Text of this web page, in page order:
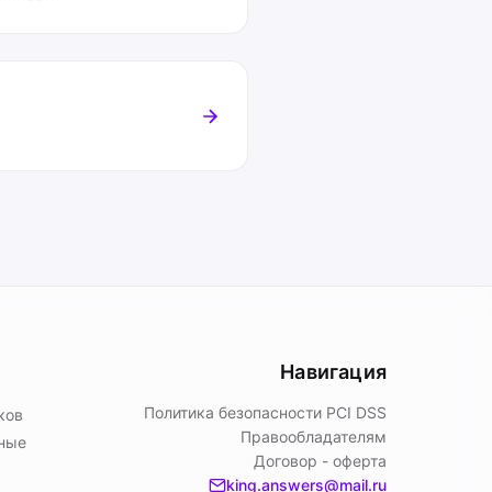
Навигация
Политика безопасности PСI DSS
Правообладателям
Договор - оферта
king.answers@mail.ru